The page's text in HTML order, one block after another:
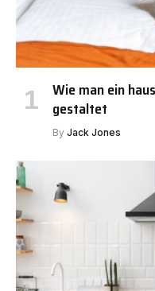
Wie man ein
gestaltet
By Jack Jones